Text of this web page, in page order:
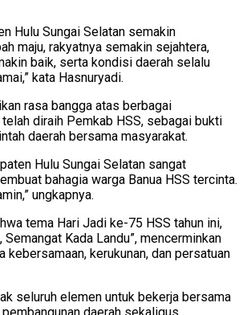
Hulu Sungai Selatan semakin
maju, rakyatnya semakin sejahtera,
baik, serta kondisi daerah selalu
kata Hasnuryadi.
rasa bangga atas berbagai
diraih Pemkab HSS, sebagai bukti
daerah bersama masyarakat.
Hulu Sungai Selatan sangat
bahagia warga Banua HSS tercinta.
ungkapnya.
tema Hari Jadi ke-75 HSS tahun ini,
Semangat Kada Landu”, mencerminkan
kebersamaan, kerukunan, dan persatuan
seluruh elemen untuk bekerja bersama